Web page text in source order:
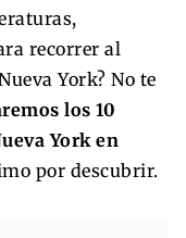
recorrer al
York? No te
los 10
York en
por descubrir.